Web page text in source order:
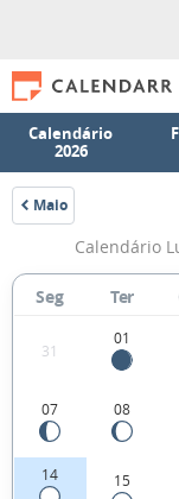
Calendário
2026
Maio
1965
Calendário
Seg Ter
31
01
07 08
14 15